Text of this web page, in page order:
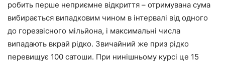
робить перше неприємне відкриття – отримувана сума
вибирається випадковим чином в інтервалі від одного
до горезвісного мільйона, і максимальні числа
випадають вкрай рідко. Звичайний же приз рідко
перевищує 100 сатоши. При нинішньому курсі це 15